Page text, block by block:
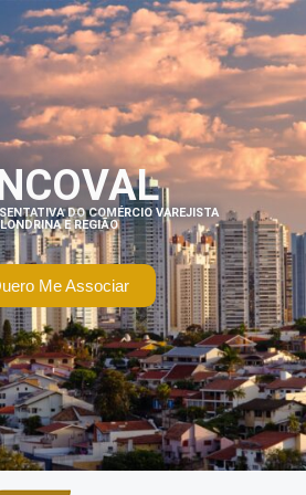
DO COMÉRCIO VAREJISTA
LONDRINA E REGIÃO
Me Associar